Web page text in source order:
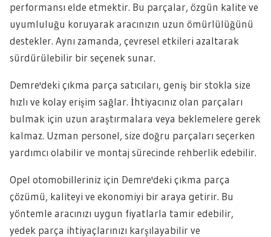
performansı elde etmektir. Bu parçalar, özgün kalite ve
uyumluluğu koruyarak aracınızın uzun ömürlülüğünü
destekler. Aynı zamanda, çevresel etkileri azaltarak
sürdürülebilir bir seçenek sunar.
Demre'deki çıkma parça satıcıları, geniş bir stokla size
hızlı ve kolay erişim sağlar. İhtiyacınız olan parçaları
bulmak için uzun araştırmalara veya beklemelere gerek
kalmaz. Uzman personel, size doğru parçaları seçerken
yardımcı olabilir ve montaj sürecinde rehberlik edebilir.
Opel otomobilleriniz için Demre'deki çıkma parça
çözümü, kaliteyi ve ekonomiyi bir araya getirir. Bu
yöntemle aracınızı uygun fiyatlarla tamir edebilir,
yedek parça ihtiyaçlarınızı karşılayabilir ve